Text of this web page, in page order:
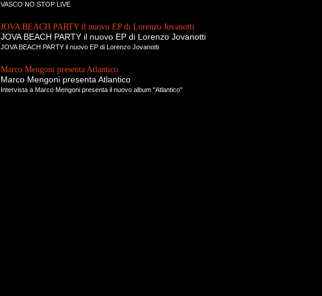
VASCO NO STOP LIVE
JOVA BEACH PARTY il nuovo EP di Lorenzo Jovanotti
JOVA BEACH PARTY il nuovo EP di Lorenzo Jovanotti
JOVA BEACH PARTY il nuovo EP di Lorenzo Jovanotti
Marco Mengoni presenta Atlantico
Marco Mengoni presenta Atlantico
Intervista a Marco Mengoni presenta il nuovo album "Atlantico"